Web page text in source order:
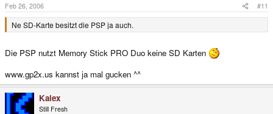
Feb 26, 2006 #11
Ne SD-Karte besitzt die PSP ja auch.
Die PSP nutzt Memory Stick PRO Duo keine SD Karten
www.gp2x.us kannst ja mal gucken ^^
Kalex
Still Fresh